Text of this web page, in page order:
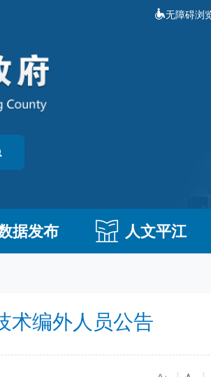
无障碍浏
据发布 人文平江
术编外人员公告